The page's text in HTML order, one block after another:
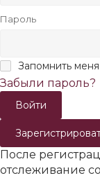
Пароль
Запомнить меня
Забыли пароль?
После
отслеживание